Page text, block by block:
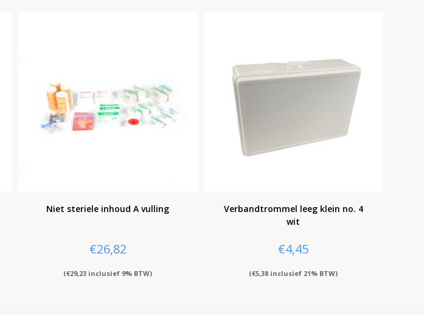
Niet steriele inhoud A vulling
€26,82
(€29,23 inclusief 9% BTW)
Verbandtrommel leeg klein no. 4
wit
€4,45
(€5,38 inclusief 21% BTW)